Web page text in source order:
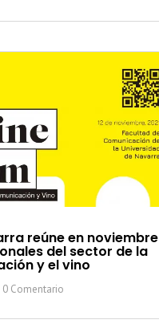
reúne en noviembre
del sector de la
y el vino
0 Comentario